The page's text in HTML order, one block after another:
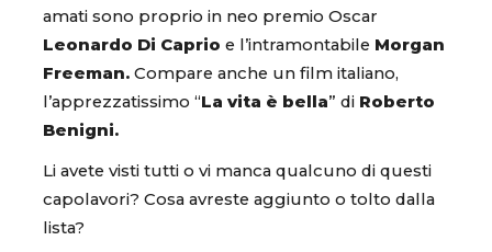
amati sono proprio in neo premio Oscar
Leonardo Di Caprio e l’intramontabile Morgan
Freeman. Compare anche un film italiano,
l’apprezzatissimo “La vita è bella” di Roberto
Benigni.
Li avete visti tutti o vi manca qualcuno di questi
capolavori? Cosa avreste aggiunto o tolto dalla
lista?